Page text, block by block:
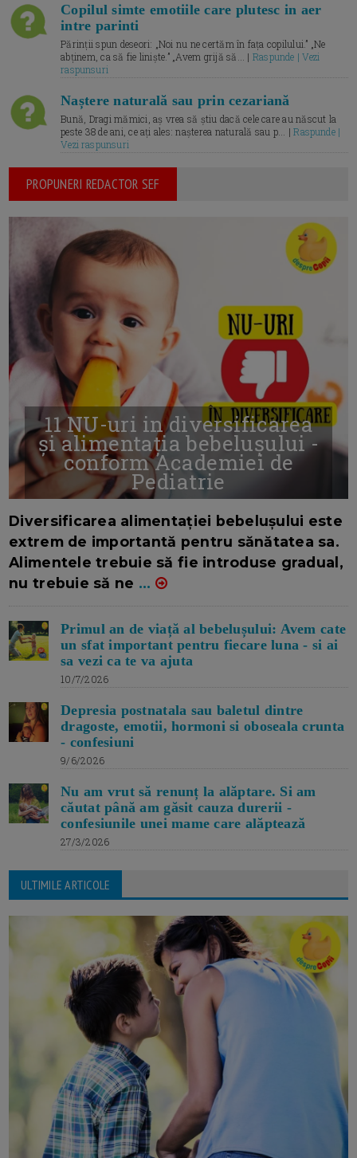
Copilul simte emotiile care plutesc in aer
intre parinti
Părinții spun deseori: „Noi nu ne certăm în fața copilului.” „Ne
abținem, ca să fie liniște.” „Avem grijă să... | Raspunde | Vezi
raspunsuri
Naștere naturală sau prin cezariană
Bună, Dragi mămici, aș vrea să știu dacă cele care au născut la
peste 38 de ani, ce ați ales: nașterea naturală sau p... |Raspunde |
Vezi raspunsuri
PROPUNERI REDACTOR SEF
11 NU-uri in diversificarea
și alimentația bebelușului -
conform Academiei de
Pediatrie
Diversificarea alimentației bebelușului este
extrem de importantă pentru sănătatea sa.
Alimentele trebuie să fie introduse gradual,
nu trebuie să ne ...
Primul an de viață al bebelușului: Avem cate
un sfat important pentru fiecare luna - si ai
sa vezi ca te va ajuta
10/7/2026
Depresia postnatala sau baletul dintre
dragoste, emotii, hormoni si oboseala crunta
- confesiuni
9/6/2026
Nu am vrut să renunț la alăptare. Si am
căutat până am găsit cauza durerii -
confesiunile unei mame care alăptează
27/3/2026
ULTIMILE ARTICOLE